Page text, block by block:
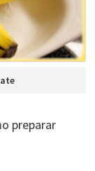
preparar